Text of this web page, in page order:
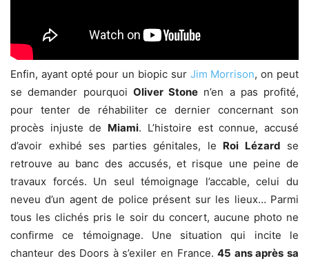
Enfin, ayant opté pour un biopic sur Jim Morrison, on peut
se demander pourquoi Oliver Stone n’en a pas profité,
pour tenter de réhabiliter ce dernier concernant son
procès injuste de Miami. L’histoire est connue, accusé
d’avoir exhibé ses parties génitales, le Roi Lézard se
retrouve au banc des accusés, et risque une peine de
travaux forcés. Un seul témoignage l’accable, celui du
neveu d’un agent de police présent sur les lieux… Parmi
tous les clichés pris le soir du concert, aucune photo ne
confirme ce témoignage. Une situation qui incite le
chanteur des Doors à s’exiler en France.45 ans après sa